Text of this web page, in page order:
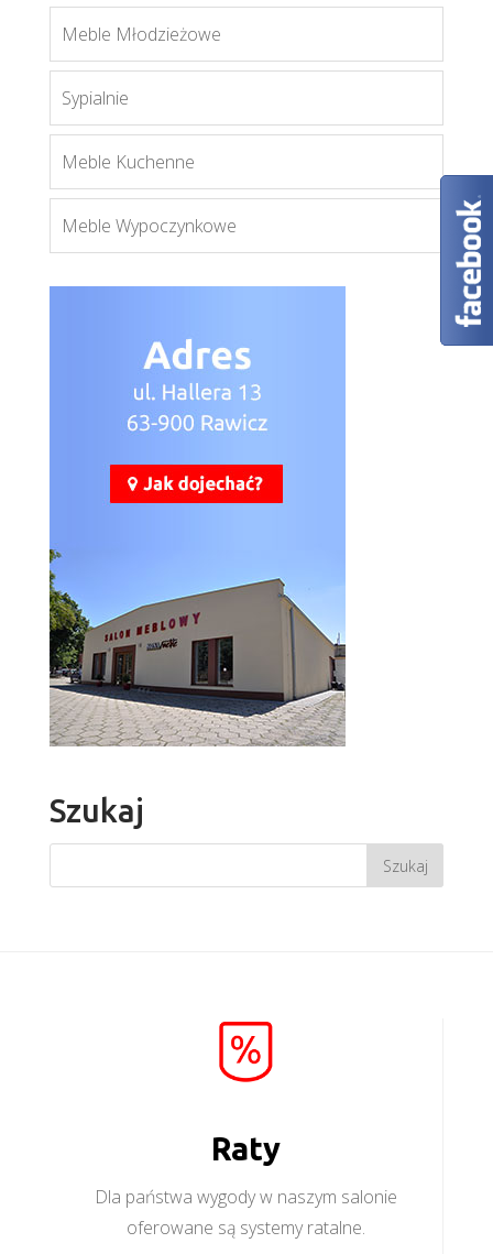
Bodego połysk
Więcej
Meble Młodzieżowe
Sypialnie
Meble Kuchenne
Meble Wypoczynkowe
Szukaj
Raty
Dla państwa wygody w naszym salonie
oferowane są systemy ratalne.